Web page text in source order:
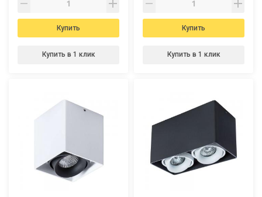
Купить
Купить в 1 клик
Купить
Купить в 1 клик